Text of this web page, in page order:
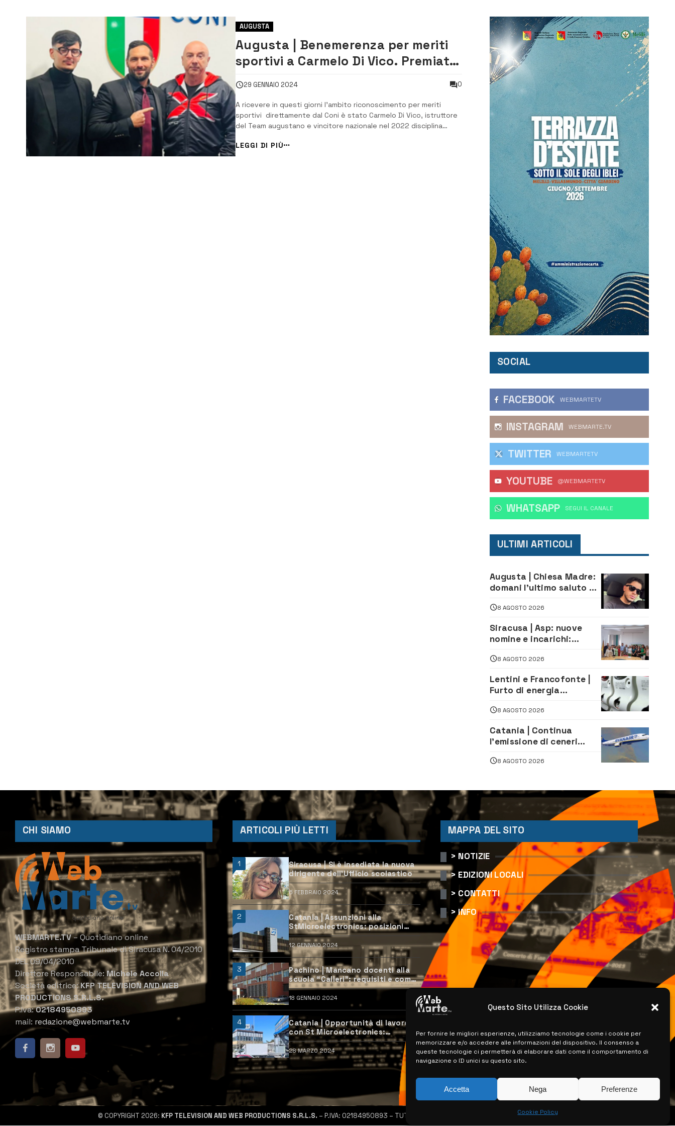
Questo Sito Utilizza Cookie
Per fornire le migliori esperienze, utilizziamo tecnologie come i cookie per
memorizzare e/o accedere alle informazioni del dispositivo. Il consenso a
queste tecnologie ci permetterà di elaborare dati come il comportamento di
navigazione o ID unici su questo sito.
Accetta Nega Preferenze
Cookie Policy
AUGUSTA
Augusta | Benemerenza per meriti
sportivi a Carmelo Di Vico. Premiato
anche l’atleta Gaetano Di Fede
29 GENNAIO 2024 0
A ricevere in questi giorni l’ambito riconoscimento per meriti
sportivi direttamente dal Coni è stato Carmelo Di Vico, istruttore
del Team augustano e vincitore nazionale nel 2022 disciplina
Di Vico a responsabile regionale per il territorio Sicilia nella
disciplina kick b...
LEGGI DI PIÙ
SOCIAL
FACEBOOK WEBMARTETV
INSTAGRAM WEBMARTE.TV
TWITTER WEBMARTETV
YOUTUBE @WEBMARTETV
WHATSAPP ‎SEGUI IL CANALE
ULTIMI ARTICOLI
Augusta | Chiesa Madre:
domani l’ultimo saluto ad
morto in un incidente
8 AGOSTO 2026
Siracusa | Asp: nuove
nomine e incarichi:
di Sanità pubblica,
Legale
8 AGOSTO 2026
Lentini e Francofonte |
Furto di energia
persone
8 AGOSTO 2026
Catania | Continua
l’emissione di ceneri
attività all’aeroporto di
8 AGOSTO 2026
CHI SIAMO
WEBMARTE.TV– Quotidiano online
Registro stampa Tribunale di Siracusa N. 04/2010
DEL 09/04/2010
Direttore Responsabile:Michele Accolla
Società editrice:KFP TELEVISION AND WEB
PRODUCTIONS S.R.L.S.
P.Iva:02184950893
mail: redazione@webmarte.tv
ARTICOLI PIÙ LETTI
1
Siracusa | Si è insediata la nuova
dirigente dell’Ufficio scolastico
6 FEBBRAIO 2024
2
Catania | Assunzioni alla
StMicroelectronics: posizioni
aperte e come candidarsi
12 GENNAIO 2024
3
Pachino | Mancano docenti alla
scuola “Calleri”: requisiti e come
candidarsi
18 GENNAIO 2024
4
Catania | Opportunità di lavoro
con St Microelectronics:
centinaia di assunzioni previste
28 MARZO 2024
MAPPA DEL SITO
> NOTIZIE
> EDIZIONI LOCALI
> CONTATTI
> INFO
© COPYRIGHT 2026: KFP TELEVISION AND WEB PRODUCTIONS S.R.L.S. – P.IVA: 02184950893 – TUTTI I DIRITTI RISERVATI – CREATO DA LUIGI PITARI